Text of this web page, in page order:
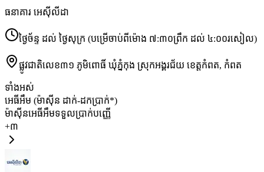
ធនាគារ អេស៊ីលីដា
ថ្ងៃច័ន្ទ ដល់ ថ្ងៃសុក្រ (បម្រើចាប់ពីម៉ោង ៧:៣០ព្រឹក ដល់ ៤:០០រសៀល)
ផ្លូវជាតិលេខ៣១ ភូមិពោធិ៍ ឃុំភ្នំកុង ស្រុកអង្គរជ័យ ខេត្តកំពត, កំពត
ទាំងអស់
អេធីអឹម (ម៉ាស៊ីន ដាក់-ដកប្រាក់*)
ម៉ាស៊ីនអេធីអឹមទទួលប្រាក់បញ្ញើ
+៣